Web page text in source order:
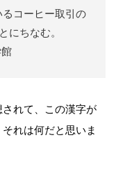
コーヒー取引の
にちなむ。
れて、この漢字が
れは何だと思いま